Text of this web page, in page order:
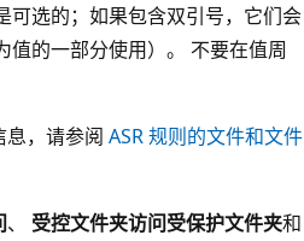
可选的；如果包含双引号，它们会
值的一部分使用）。 不要在值周
，请参阅 ASR 规则的文件和文件
、 受控文件夹访问受保护文件夹和